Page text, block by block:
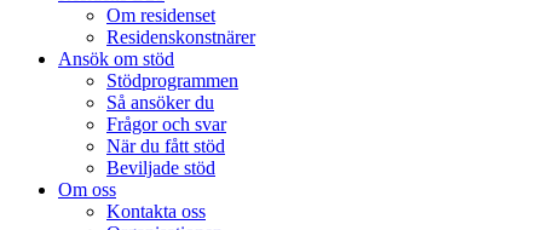
Om residenset
Residenskonstnärer
Ansök om stöd
Stödprogrammen
Så ansöker du
Frågor och svar
När du fått stöd
Beviljade stöd
Om oss
Kontakta oss